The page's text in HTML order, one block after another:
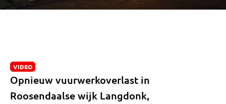
VIDEO
Opnieuw vuurwerkoverlast in
Roosendaalse wijk Langdonk,